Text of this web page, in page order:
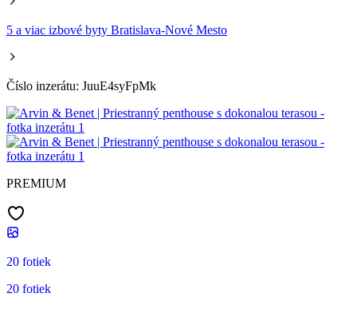
5 a viac izbové byty Bratislava-Nové Mesto
Číslo inzerátu: JuuE4syFpMk
PREMIUM
20 fotiek
20 fotiek